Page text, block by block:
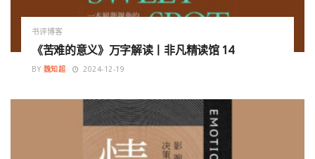
书评博客
《苦难的意义》万字解读丨非凡精读馆 14
BY 魏知超 2024-12-19